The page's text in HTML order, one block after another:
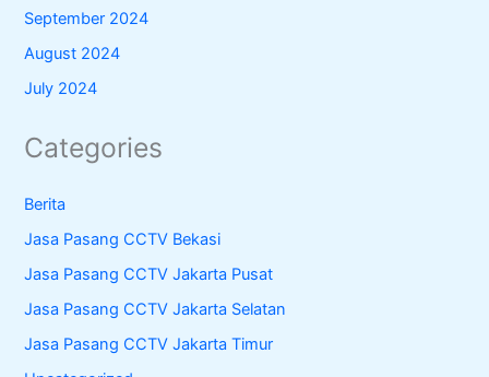
September 2024
August 2024
July 2024
Categories
Berita
Jasa Pasang CCTV Bekasi
Jasa Pasang CCTV Jakarta Pusat
Jasa Pasang CCTV Jakarta Selatan
Jasa Pasang CCTV Jakarta Timur